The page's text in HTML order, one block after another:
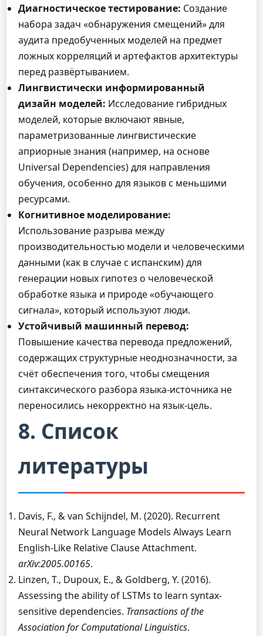
Диагностическое тестирование: Создание
набора задач «обнаружения смещений» для
аудита предобученных моделей на предмет
ложных корреляций и артефактов архитектуры
перед развёртыванием.
Лингвистически информированный
дизайн моделей: Исследование гибридных
моделей, которые включают явные,
параметризованные лингвистические
априорные знания (например, на основе
Universal Dependencies) для направления
обучения, особенно для языков с меньшими
ресурсами.
Когнитивное моделирование:
Использование разрыва между
производительностью модели и человеческими
данными (как в случае с испанским) для
генерации новых гипотез о человеческой
обработке языка и природе «обучающего
сигнала», который используют люди.
Устойчивый машинный перевод:
Повышение качества перевода предложений,
содержащих структурные неоднозначности, за
счёт обеспечения того, чтобы смещения
синтаксического разбора языка-источника не
переносились некорректно на язык-цель.
8. Список
литературы
Davis, F., & van Schijndel, M. (2020). Recurrent
Neural Network Language Models Always Learn
English-Like Relative Clause Attachment.
arXiv:2005.00165.
Linzen, T., Dupoux, E., & Goldberg, Y. (2016).
Assessing the ability of LSTMs to learn syntax-
sensitive dependencies. Transactions of the
Association for Computational Linguistics.